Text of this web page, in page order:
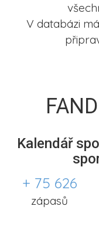
V databázi
Kalendář
+ 75 626
zápasů